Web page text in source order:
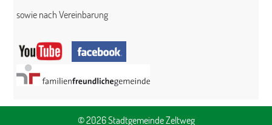
sowie nach Vereinbarung
© 2026 Stadtgemeinde Zeltweg